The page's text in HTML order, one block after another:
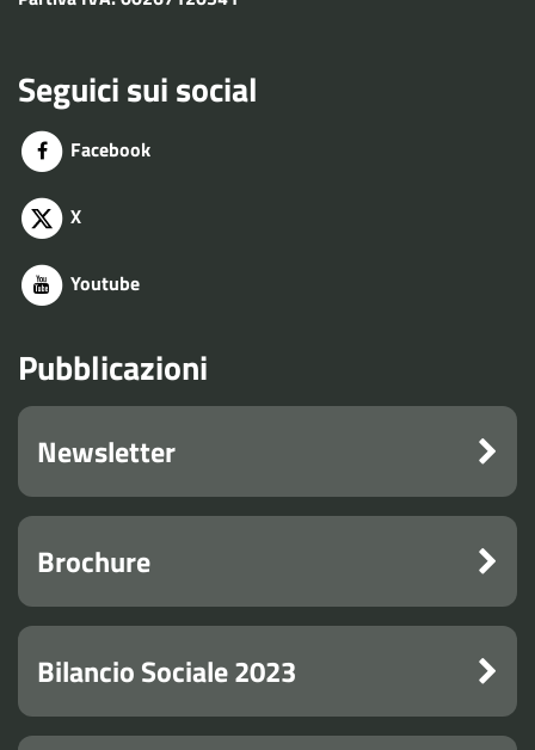
Seguici sui social
Facebook
X
Youtube
Pubblicazioni
Newsletter
Brochure
Bilancio Sociale 2023